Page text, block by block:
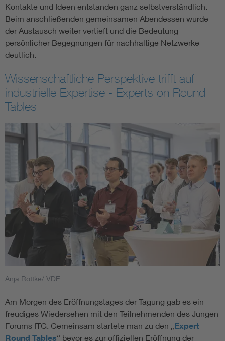
Kontakte und Ideen entstanden ganz selbstverständlich.
Beim anschließenden gemeinsamen Abendessen wurde
der Austausch weiter vertieft und die Bedeutung
persönlicher Begegnungen für nachhaltige Netzwerke
deutlich.
Wissenschaftliche Perspektive trifft auf
industrielle Expertise - Experts on Round
Tables
Anja Rottke/ VDE
Am Morgen des Eröffnungstages der Tagung gab es ein
freudiges Wiedersehen mit den Teilnehmenden des Jungen
Forums ITG. Gemeinsam startete man zu den „Expert
Round Tables“ bevor es zur offiziellen Eröffnung der